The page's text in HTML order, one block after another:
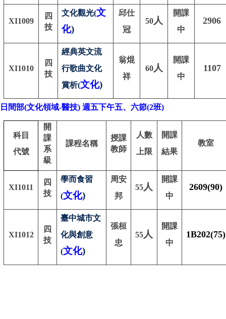
XI1009
四
技
文化觀光(文
化)
邱仕
冠
50人
開課
中
2906
XI1010
四
技
經典英文流
行歌曲文化
賞析(文化)
翁焜
祥
60人
開課
中
1107
日間部(文化領域-醫技) 週五下午五、六節(2班)
科目
代號
開
課
系
級
課程名稱
授課
教師
人數
上限
開課
結果
教室
XI1011
四
技
學而食習
(文化)
周安
邦
55人
開課
中
2609(90)
XI1012
四
技
臺中城市文
化與創意
(文化)
張桓
忠
55人
開課
中
1B202(75)